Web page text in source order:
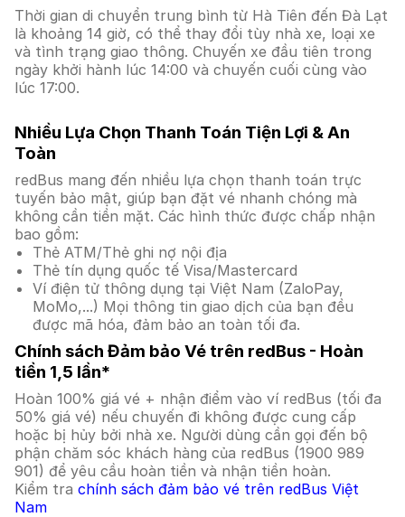
Thời gian di chuyển trung bình từ Hà Tiên đến Đà Lạt
là khoảng 14 giờ, có thể thay đổi tùy nhà xe, loại xe
và tình trạng giao thông. Chuyến xe đầu tiên trong
ngày khởi hành lúc 14:00 và chuyến cuối cùng vào
lúc 17:00.
Nhiều Lựa Chọn Thanh Toán Tiện Lợi & An
Toàn
redBus mang đến nhiều lựa chọn thanh toán trực
tuyến bảo mật, giúp bạn đặt vé nhanh chóng mà
không cần tiền mặt. Các hình thức được chấp nhận
bao gồm:
Thẻ ATM/Thẻ ghi nợ nội địa
Thẻ tín dụng quốc tế Visa/Mastercard
Ví điện tử thông dụng tại Việt Nam (ZaloPay,
MoMo,...) Mọi thông tin giao dịch của bạn đều
được mã hóa, đảm bảo an toàn tối đa.
Chính sách Đảm bảo Vé trên redBus - Hoàn
tiền 1,5 lần*
Hoàn 100% giá vé + nhận điểm vào ví redBus (tối đa
50% giá vé) nếu chuyến đi không được cung cấp
hoặc bị hủy bởi nhà xe. Người dùng cần gọi đến bộ
phận chăm sóc khách hàng của redBus (1900 989
901) để yêu cầu hoàn tiền và nhận tiền hoàn.
Kiểm tra chính sách đảm bảo vé trên redBus Việt
Nam